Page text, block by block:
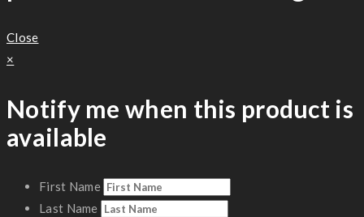
Close
×
Notify me when this product is
available
First Name
Last Name